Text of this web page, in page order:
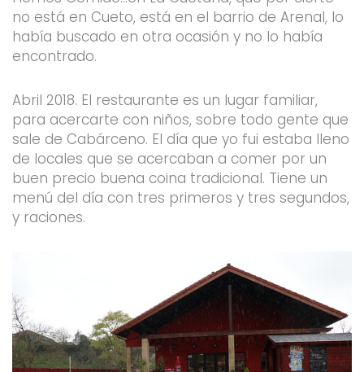
no está en Cueto, está en el barrio de Arenal, lo
había buscado en otra ocasión y no lo había
encontrado.
Abril 2018. El restaurante es un lugar familiar,
para acercarte con niños, sobre todo gente que
sale de Cabárceno. El día que yo fui estaba lleno
de locales que se acercaban a comer por un
buen precio buena coina tradicional. Tiene un
menú del día con tres primeros y tres segundos,
y raciones.